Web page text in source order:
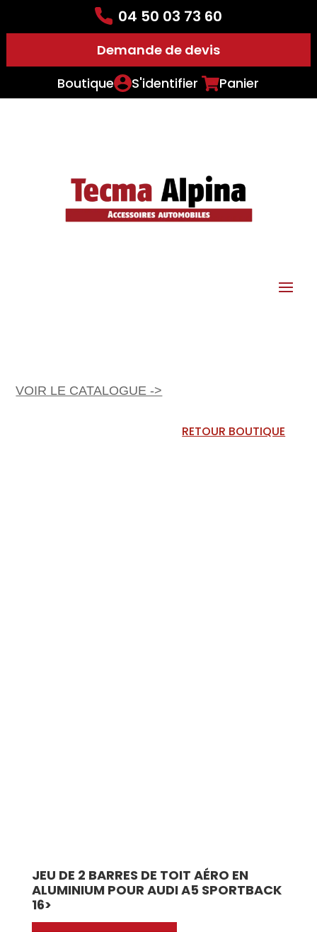
04 50 03 73 60
Demande de devis
Boutique
S'identifier Panier
VOIR LE CATALOGUE ->
RETOUR BOUTIQUE
JEU DE 2 BARRES DE TOIT AÉRO EN
ALUMINIUM POUR AUDI A5 SPORTBACK
16>